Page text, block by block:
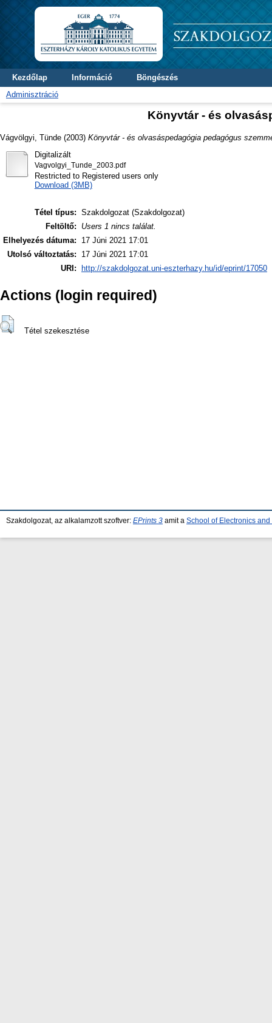
Kezdőlap Információ
Böngészés
Adminisztráció
Könyvtár - és
Vágvölgyi, Tünde (2003) Könyvtár - és olvasáspedagógia pedagógus
Digitalizált
Vagvolgyi_Tunde_2003.pdf
Restricted to Registered users only
Download (3MB)
Tétel típus: Szakdolgozat (Szakdolgozat)
Feltöltő:
Users 1 nincs találat.
Elhelyezés dátuma:
17 Júni 2021 17:01
Utolsó változtatás:
17 Júni 2021 17:01
URI:
http://szakdolgozat.uni-eszterhazy.hu/id/eprint/17050
Actions (login required)
Tétel szekesztése
Szakdolgozat, az alkalamzott szoftver: EPrints 3 amit a School of Electronics